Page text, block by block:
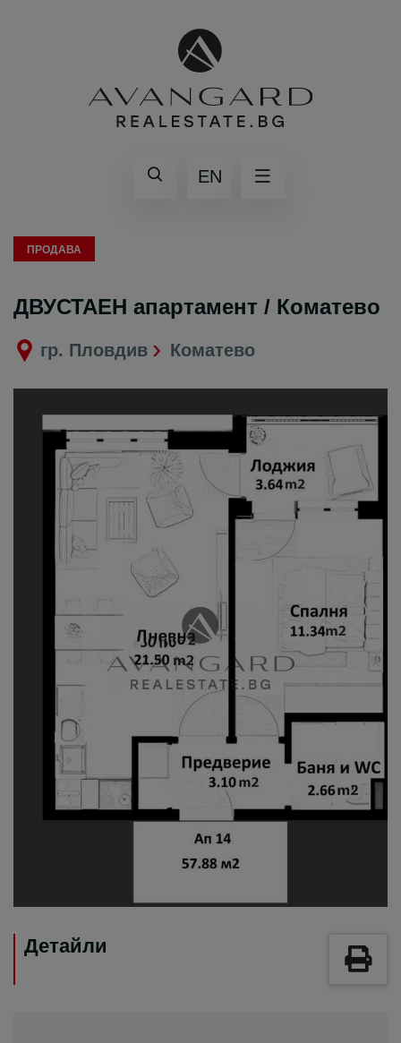
EN
ПРОДАВА
ДВУСТАЕН апартамент / Коматево
гр. Пловдив Коматево
Детайли